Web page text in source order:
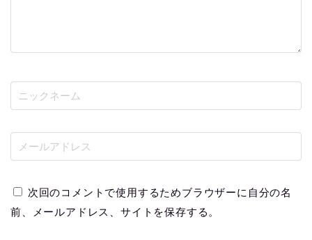
次回のコメントで使用するためブラウザーに自分の名
前、メールアドレス、サイトを保存する。